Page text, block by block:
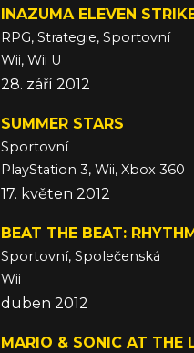
INAZUMA ELEVEN
RPG, Strategie, Sportovní
Wii, Wii U
28. září 2012
SUMMER STARS
Sportovní
PlayStation 3, Wii, Xbox 360
17. květen 2012
BEAT THE BEAT:
Sportovní, Společenská
Wii
duben 2012
MARIO & SONIC AT THE